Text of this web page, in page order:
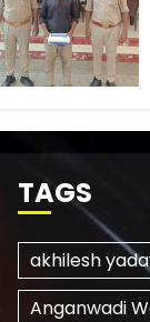
TAGS
akhilesh
Anganwadi